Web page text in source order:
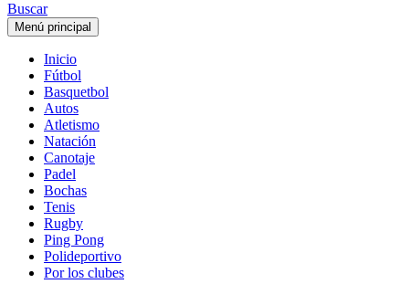
Buscar
Menú principal
Inicio
Fútbol
Basquetbol
Autos
Atletismo
Natación
Canotaje
Padel
Bochas
Tenis
Rugby
Ping Pong
Polideportivo
Por los clubes